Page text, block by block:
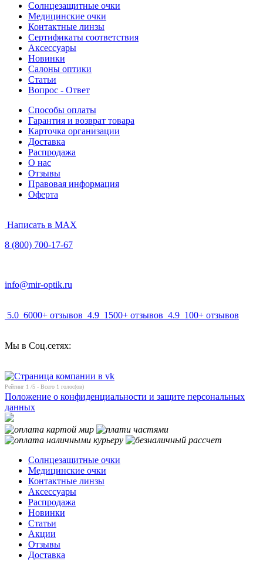
Солнцезащитные очки
Медицинские очки
Контактные линзы
Сертификаты соответствия
Аксессуары
Новинки
Салоны оптики
Статьи
Вопрос - Ответ
Способы оплаты
Гарантия и возврат товара
Карточка организации
Доставка
Распродажа
О нас
Отзывы
Правовая информация
Оферта
Написать в MAX
8 (800) 700-17-67
info@mir-optik.ru
5.0 6000+ отзывов 4.9 1500+ отзывов 4.9 100+ отзывов
Мы в Соц.сетях:
Рейтинг 1 /5 - Всего 1 голос(ов)
Положение о конфиденциальности и защите персональных
данных
Солнцезащитные очки
Медицинские очки
Контактные линзы
Аксессуары
Распродажа
Новинки
Статьи
Акции
Отзывы
Доставка